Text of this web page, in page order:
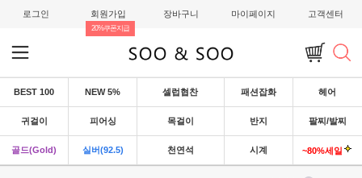
로그인 회원가입
20%쿠폰지급
장바구니 마이페이지 고객센터
BEST 100 NEW 5% 셀럽협찬 패션잡화 헤어
귀걸이 피어싱 목걸이 반지 팔찌/발찌
골드(Gold) 실버(92.5) 천연석 시계 ~80%세일